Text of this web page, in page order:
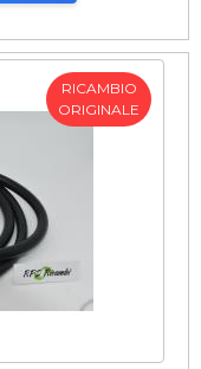
RICAMBIO
ORIGINALE